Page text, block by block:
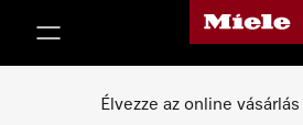
Miele honlapja
Élvezze az online